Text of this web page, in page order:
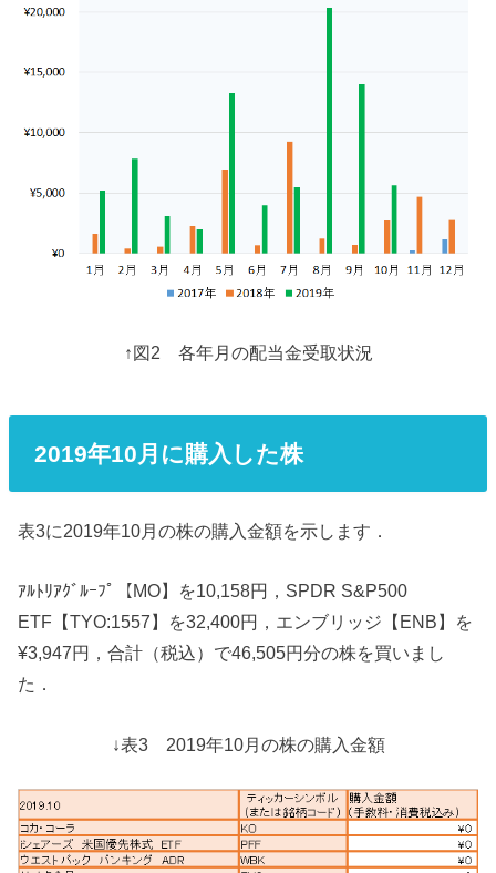
↑図2 各年月の配当金受取状況
2019年10月に購入した株
表3に2019年10月の株の購入金額を示します．
ｱﾙﾄﾘｱｸﾞﾙｰﾌﾟ【MO】を10,158円，SPDR S&P500
ETF【TYO:1557】を32,400円，エンブリッジ【ENB】を
¥3,947円，合計（税込）で46,505円分の株を買いまし
た．
↓表3 2019年10月の株の購入金額